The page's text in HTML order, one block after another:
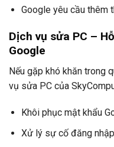
Google yêu cầu thêm
Dịch vụ sửa PC –
Google
Nếu gặp khó khăn trong
vụ sửa PC của
Khôi phục mật khẩu
Xử lý sự cố đăng